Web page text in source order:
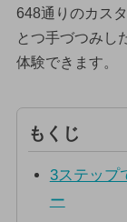
648通りのカス
とつ手づつみし
体験できます。
もくじ
3ステップ
ー